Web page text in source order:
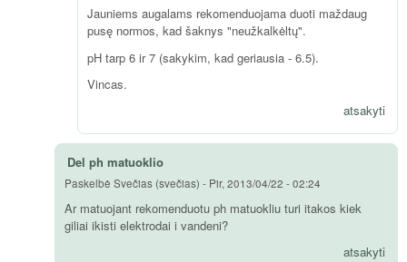
Jauniems augalams rekomenduojama duoti maždaug
pusę normos, kad šaknys "neužkalkėltų".
pH tarp 6 ir 7 (sakykim, kad geriausia - 6.5).
Vincas.
atsakyti
Del ph matuoklio
Paskelbė Svečias (svečias) - Pir, 2013/04/22 - 02:24
Ar matuojant rekomenduotu ph matuokliu turi itakos kiek
giliai ikisti elektrodai i vandeni?
atsakyti